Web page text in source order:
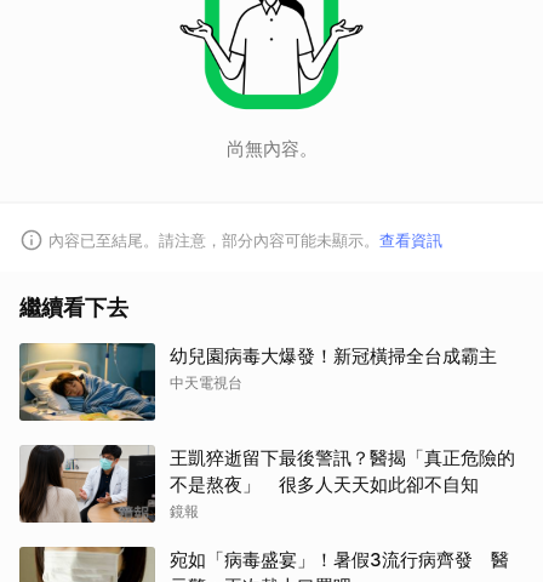
尚無內容。
內容已至結尾。請注意，部分內容可能未顯示。 查看資訊
繼續看下去
幼兒園病毒大爆發！新冠橫掃全台成霸主
中天電視台
王凱猝逝留下最後警訊？醫揭「真正危險的
不是熬夜」 很多人天天如此卻不自知
鏡報
宛如「病毒盛宴」！暑假3流行病齊發 醫